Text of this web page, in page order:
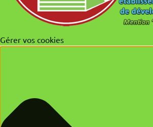
Gérer vos cookies